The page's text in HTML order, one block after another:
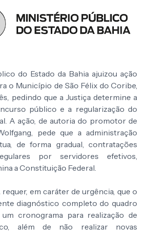
do Estado da Bahia ajuizou ação
o Município de São Félix do Coribe,
pedindo que a Justiça determine a
público e a regularização do
A ação, de autoria do promotor de
pede que a administração
de forma gradual, contratações
por servidores efetivos,
a Constituição Federal.
requer, em caráter de urgência, que o
diagnóstico completo do quadro
cronograma para realização de
além de não realizar novas